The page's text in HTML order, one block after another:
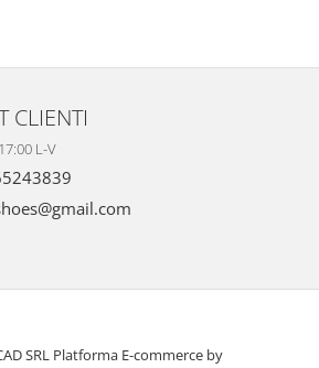
CLIENTI
L-V
SRL Platforma E-commerce by